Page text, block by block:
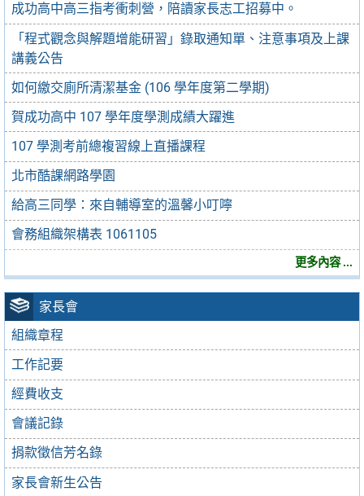
成功高中高三指考衝刺營，陪讀家長志工招募中。
「程式觀念與解題增能研習」錄取通知單、注意事項及上課
講義公告
如何繳交廁所清潔基金 (106 學年度第二學期)
賀成功高中 107 學年度學測成績大躍進
107 學測考前總複習線上直播課程
北市酷課網路學園
給高三同學：來自輔導室的溫馨小叮嚀
會務組織架構表 1061105
更多內容 ...
家長會
組織章程
工作記要
經費收支
會議記錄
捐款徵信芳名錄
家長會新生公告